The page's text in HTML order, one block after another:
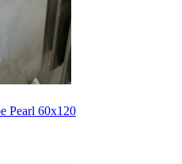
Pearl 60х120